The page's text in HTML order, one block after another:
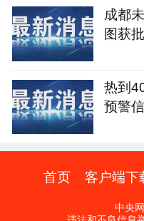
成都
图获批
热到
预警
首页 客户端下
中央